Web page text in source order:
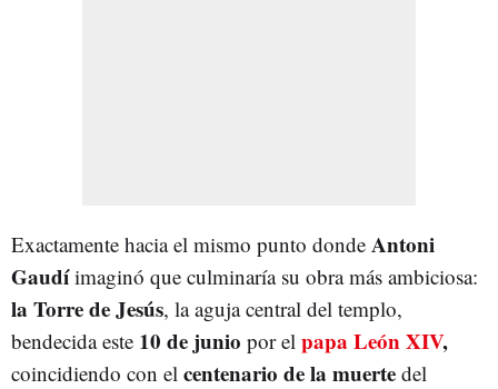
Exactamente hacia el mismo punto donde Antoni
Gaudíimaginó que culminaría su obra más ambiciosa:
la Torre de Jesús, la aguja central del templo,
bendecida este 10 de junio por el papa León XIV,
coincidiendo con el centenario de la muerte del